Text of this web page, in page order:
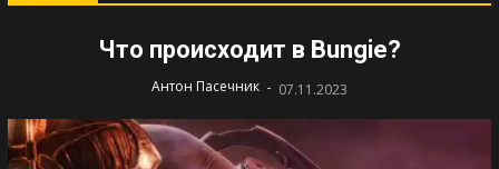
Что происходит в Bungie?
Антон Пасечник - 07.11.2023